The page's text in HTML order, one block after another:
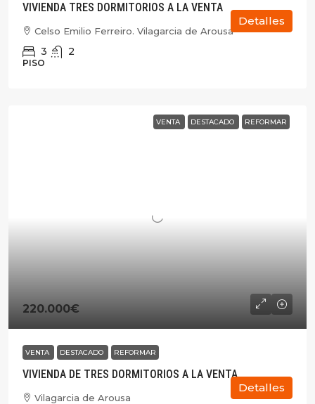
VIVIENDA TRES DORMITORIOS A LA VENTA
Celso Emilio Ferreiro. Vilagarcia de Arousa
3 2
PISO
Detalles
VENTA DESTACADO REFORMAR
220.000€
VENTA DESTACADO REFORMAR
VIVIENDA DE TRES DORMITORIOS A LA VENTA
Vilagarcia de Arousa
Detalles